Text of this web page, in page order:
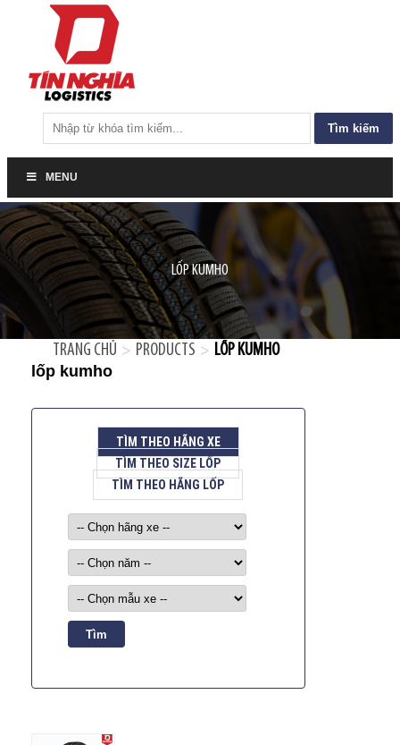
kiếm
MENU
LỐP KUMHO
TRANG CHỦ > PRODUCTS > LỐP KUMHO
lốp kumho
TÌM THEO HÃNG XE
TÌM THEO SIZE LỐP
TÌM THEO HÃNG LỐP